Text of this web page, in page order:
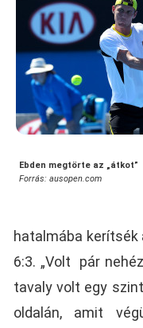
Ebden megtörte az „átkot”
Forrás: ausopen.com
hatalmába kerítsék
6:3. „Volt pár
tavaly volt egy
oldalán, amit